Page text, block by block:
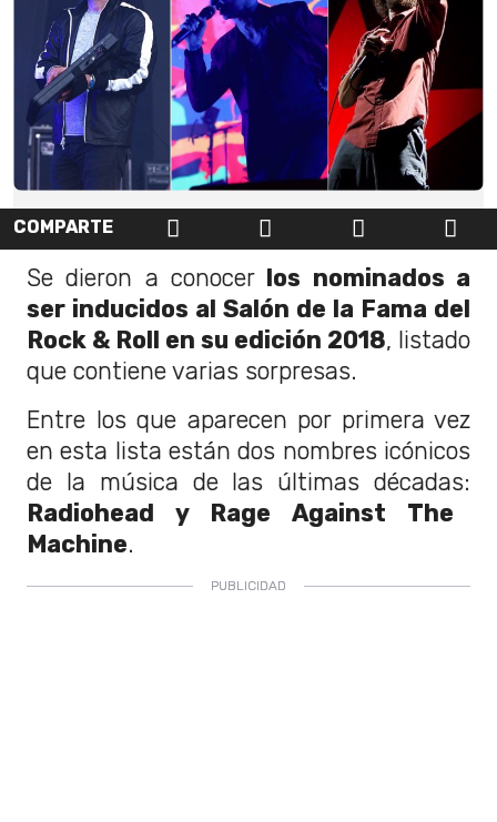
COMPARTE
Se dieron a conocer los nominados a
ser inducidos al Salón de la Fama del
Rock & Roll en su edición 2018, listado
que contiene varias sorpresas.
Entre los que aparecen por primera vez
en esta lista están dos nombres icónicos
de la música de las últimas décadas:
Radiohead y Rage Against The
Machine.